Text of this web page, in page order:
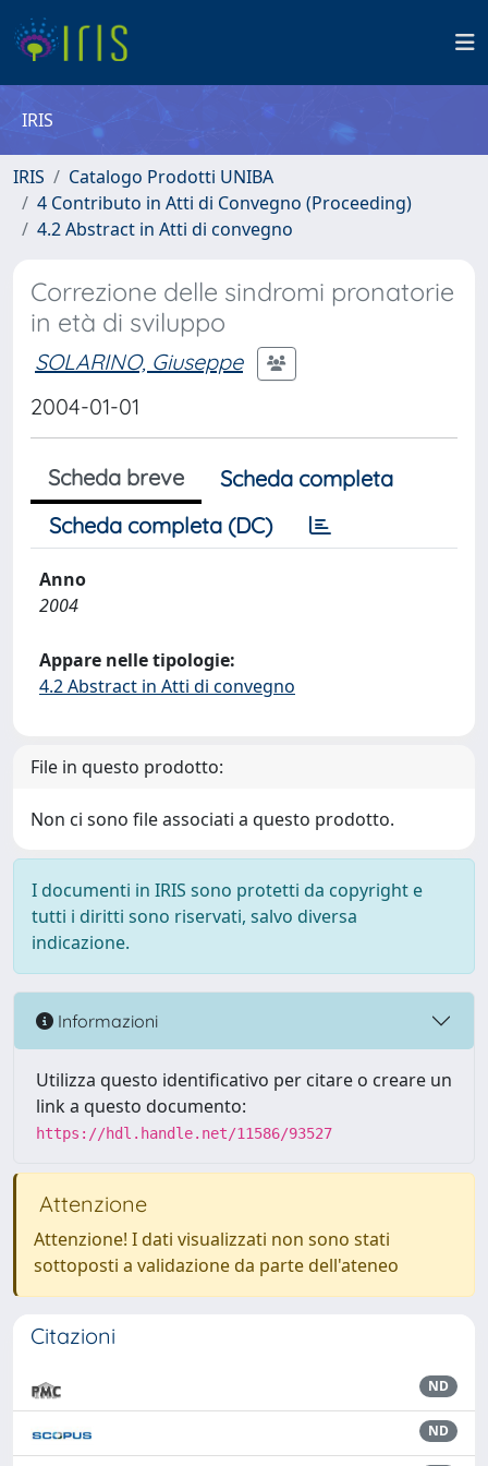
IRIS
IRIS
Catalogo Prodotti UNIBA
4 Contributo in Atti di Convegno (Proceeding)
4.2 Abstract in Atti di convegno
Correzione delle sindromi pronatorie
in età di sviluppo
SOLARINO, Giuseppe
2004-01-01
Scheda breve
Scheda completa
Scheda completa (DC)
Anno
2004
Appare nelle tipologie:
4.2 Abstract in Atti di convegno
File in questo prodotto:
Non ci sono file associati a questo prodotto.
I documenti in IRIS sono protetti da copyright e
tutti i diritti sono riservati, salvo diversa
indicazione.
Informazioni
Utilizza questo identificativo per citare o creare un
link a questo documento:
https://hdl.handle.net/11586/93527
Attenzione
Attenzione! I dati visualizzati non sono stati
sottoposti a validazione da parte dell'ateneo
Citazioni
ND
ND